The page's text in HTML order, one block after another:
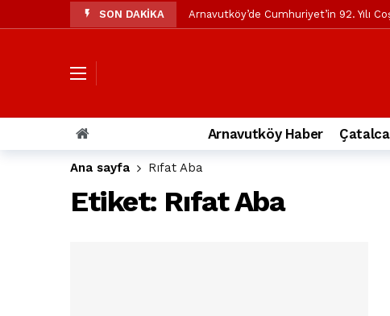
SON DAKİKA Arnavutköy’de Cumhuriyet’in 92. Yılı
Özgür Özel’den Arnavutköy
Arnavutköy’ün nüfusu 2024 yılında
Arnavutköy Taşoluk’ta seyir halindeki
Arnavutköy İmrahor Mahallesi
Arnavutköy’de 29 Ekim Cumhuriyet
Toprak kaydı: 3 hafriyat kamyonu
Arnavutköy Haber Çatalca
Ana sayfa Rıfat Aba
Etiket: Rıfat Aba